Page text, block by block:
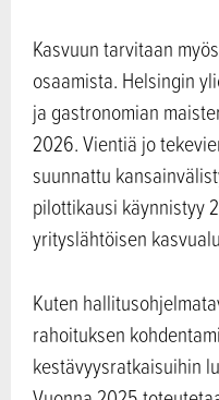
Kasvuun tarvitaan
osaamista. Helsingin
ja gastronomian
2026. Vientiä jo
suunnattu
pilottikausi käynnistyy
yrityslähtöisen
Kuten
rahoituksen
kestävyysratkaisuihin